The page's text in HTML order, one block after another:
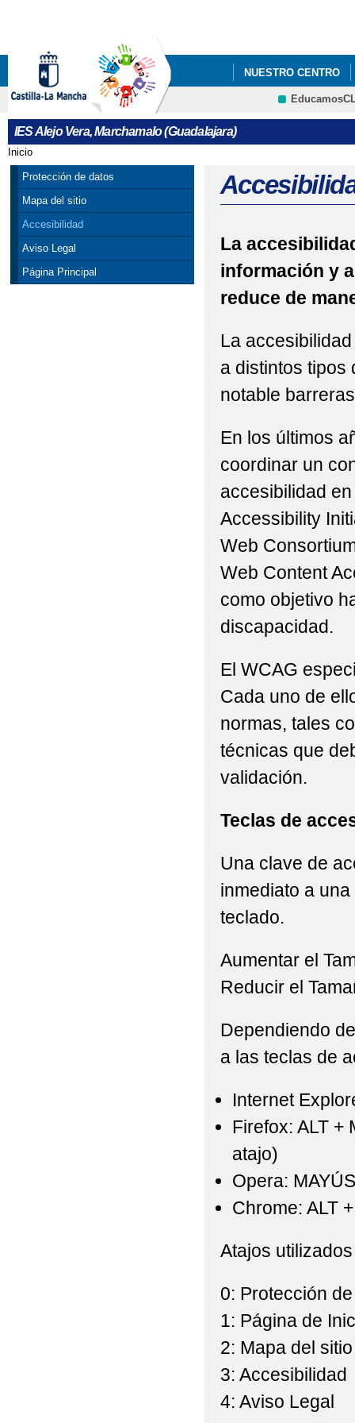
NUESTRO CENTRO
INFÓRMATE
IES Alejo Vera, Marchamalo (Guadalajara)
Se encuentra usted aquí
Inicio
Protección de datos
Mapa del sitio
Accesibilidad
Aviso Legal
Página Principal
La
información y
reduce de
La
a distintos tipos
notable
En los últimos
coordinar un
accesibilidad
Accessibility
Web
Web Content
como objetivo
discapacidad.
El WCAG
Cada uno de
normas, tales
técnicas que
validación.
Teclas de
Una clave de
inmediato a
teclado.
Aumentar el
Reducir el
Dependiendo
a las teclas de
Internet
Firefox: ALT +
atajo)
Opera:
Chrome: ALT
Atajos
0: Protección
1: Página de
2: Mapa del sitio
3: Accesibilidad
4: Aviso Legal